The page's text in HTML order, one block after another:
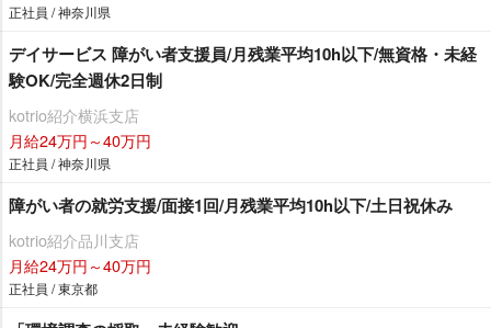
正社員 / 神奈川県
デイサービス 障がい者支援員/月残業平均10h以下/無資格・未経
験OK/完全週休2日制
kotrio紹介横浜支店
月給24万円～40万円
正社員 / 神奈川県
障がい者の就労支援/面接1回/月残業平均10h以下/土日祝休み
kotrio紹介品川支店
月給24万円～40万円
正社員 / 東京都